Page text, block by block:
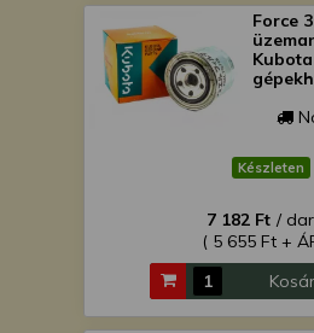
Force
Készleten
7 182 Ft /
( 5 655 Ft +